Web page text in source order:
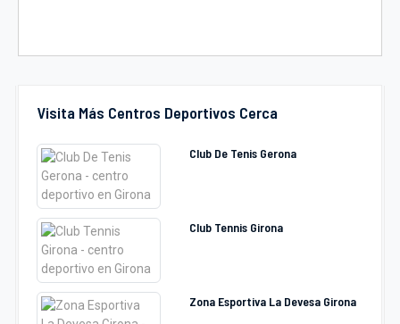
Visita Más Centros Deportivos Cerca
Club De Tenis Gerona
Club Tennis Girona
Zona Esportiva La Devesa Girona